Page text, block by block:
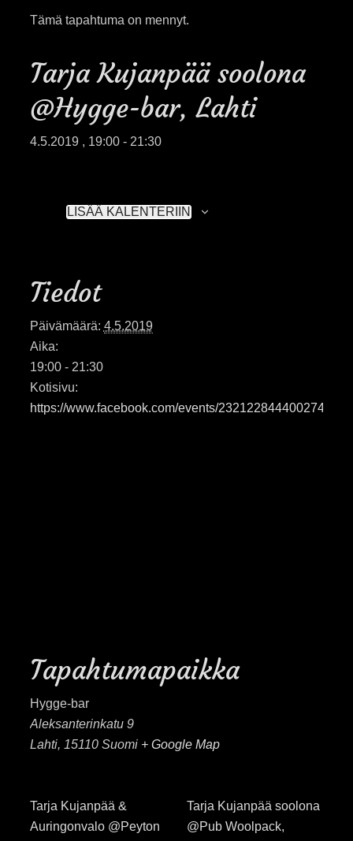
Tämä tapahtuma on mennyt.
Tarja Kujanpää soolona
@Hygge-bar, Lahti
4.5.2019 , 19:00- 21:30
LISÄÄ KALENTERIIN
Tiedot
Päivämäärä: 4.5.2019
Aika:
19:00 - 21:30
Kotisivu:
https://www.facebook.com/events/232122844400274/
Tapahtumapaikka
Hygge-bar
Aleksanterinkatu 9
Lahti, 15110 Suomi + Google Map
Tarja Kujanpää &
Auringonvalo @Peyton
Tarja Kujanpää soolona
@Pub Woolpack,